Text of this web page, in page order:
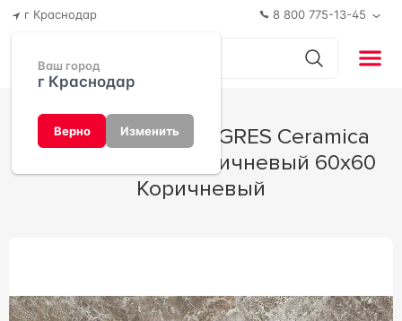
г Краснодар
Ваш город
г Краснодар
Верно Изменить
8 800 775-13-45
Tasos матовый коричневый 60х60
Коричневый